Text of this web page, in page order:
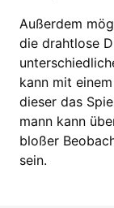
Außerdem
die drahtlose
kann mit
dieser das
mann kann
bloßer
sein.